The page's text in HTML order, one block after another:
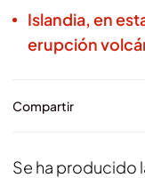
Islandia, en
erupción
Compartir
Se ha producido